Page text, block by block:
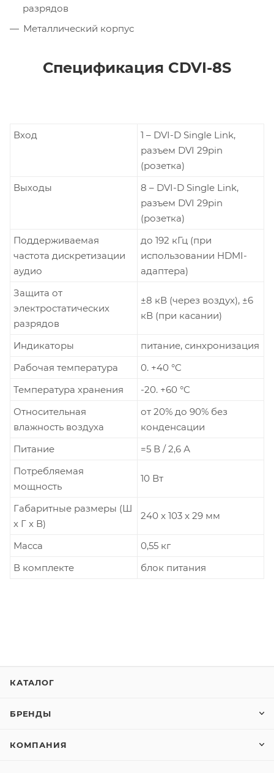
разрядов
Металлический корпус
Спецификация CDVI-8S
Вход
1 – DVI-D Single Link,
разъем DVI 29pin
(розетка)
Выходы
8 – DVI-D Single Link,
разъем DVI 29pin
(розетка)
Поддерживаемая
частота дискретизации
аудио
до 192 кГц (при
использовании HDMI-
адаптера)
Защита от
электростатических
разрядов
±8 кВ (через воздух), ±6
кВ (при касании)
Индикаторы
питание, синхронизация
Рабочая температура
0. +40 °C
Температура хранения
-20. +60 °C
Относительная
влажность воздуха
от 20% до 90% без
конденсации
Питание
=5 В / 2,6 А
Потребляемая
мощность
10 Вт
Габаритные размеры (Ш
x Г x В)
240 x 103 x 29 мм
Масса
0,55 кг
В комплекте
блок питания
КАТАЛОГ
БРЕНДЫ
КОМПАНИЯ